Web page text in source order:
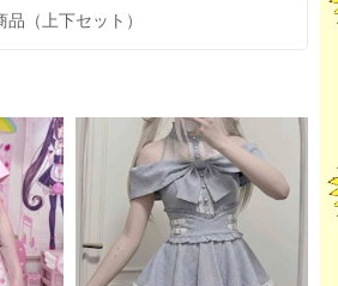
（上下セット）